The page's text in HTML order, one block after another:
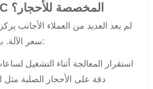
CNC المخصصة للأحجار؟
لم يعد العديد من العملاء الأجانب
سعر الآلة. بل يقارنون بين:
استقرار المعالجة أثناء التشغيل
دقة على الأحجار الصلبة مثل